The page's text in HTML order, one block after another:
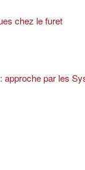
chez le furet
approche par les